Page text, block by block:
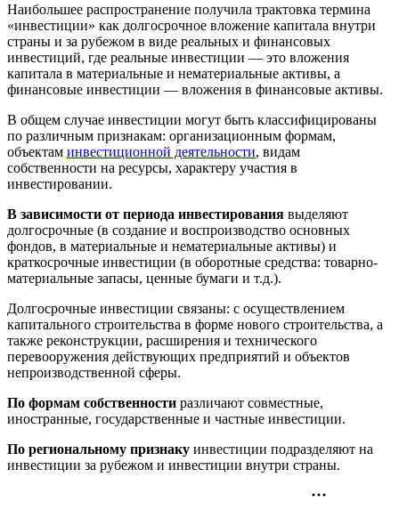
Наибольшее распространение получила трактовка термина
«инвестиции» как долгосрочное вложение капитала внутри
страны и за рубежом в виде реальных и финансовых
инвестиций, где реальные инвестиции — это вложения
капитала в материальные и нематериальные активы, а
финансовые инвестиции — вложения в финансовые активы.
В общем случае инвестиции могут быть классифицированы
по различным признакам: организационным формам,
объектам инвестиционной деятельности, видам
собственности на ресурсы, характеру участия в
инвестировании.
В зависимости от периода инвестирования выделяют
долгосрочные (в создание и воспроизводство основных
фондов, в материальные и нематериальные активы) и
краткосрочные инвестиции (в оборотные средства: товарно-
материальные запасы, ценные бумаги и т.д.).
Долгосрочные инвестиции связаны: с осуществлением
капитального строительства в форме нового строительства, а
также реконструкции, расширения и технического
перевооружения действующих предприятий и объектов
непроизводственной сферы.
По формам собственности различают совместные,
иностранные, государственные и частные инвестиции.
По региональному признаку инвестиции подразделяют на
инвестиции за рубежом и инвестиции внутри страны.